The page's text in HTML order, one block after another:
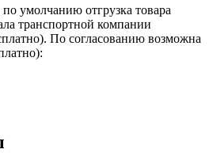
умолчанию отгрузка товара
транспортной компании
По согласованию возможна